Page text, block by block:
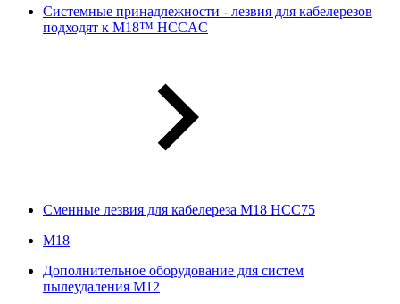
Системные принадлежности - лезвия для кабелерезов
подходят к M18™ HCCAC
Сменные лезвия для кабелереза M18 HCC75
М18
Дополнительное оборудование для систем
пылеудаления М12